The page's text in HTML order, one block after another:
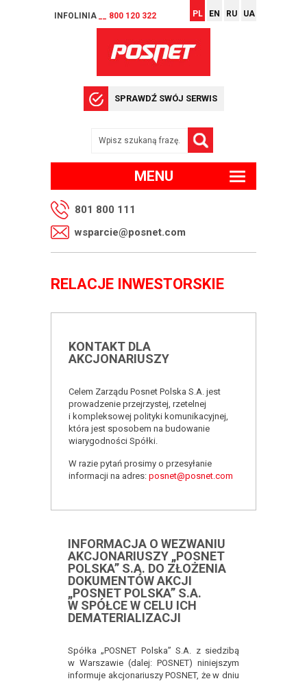
INFOLINIA __ 800 120 322 PL EN RU UA
SPRAWDŹ SWÓJ SERWIS
MENU
801 800 111
wsparcie@posnet.com
RELACJE INWESTORSKIE
KONTAKT DLA
AKCJONARIUSZY
Celem Zarządu Posnet Polska S.A. jest
prowadzenie przejrzystej, rzetelnej
i kompleksowej polityki komunikacyjnej,
która jest sposobem na budowanie
wiarygodności Spółki.
W razie pytań prosimy o przesyłanie
informacji na adres: posnet@posnet.com
INFORMACJA O WEZWANIU
AKCJONARIUSZY „POSNET
POLSKA” S.A. DO ZŁOŻENIA
DOKUMENTÓW AKCJI
„POSNET POLSKA” S.A.
W SPÓŁCE W CELU ICH
DEMATERIALIZACJI
Spółka „POSNET Polska” S.A. z siedzibą
w Warszawie (dalej: POSNET) niniejszym
informuje akcjonariuszy POSNET, że w dniu